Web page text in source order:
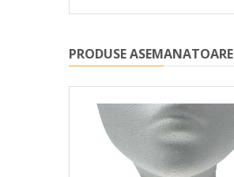
PRODUSE ASEMANATOARE